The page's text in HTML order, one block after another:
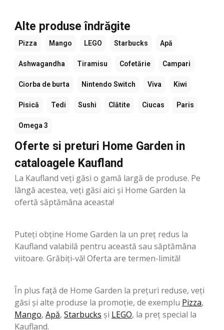
Alte produse îndrăgite
Pizza Mango LEGO Starbucks Apă
Ashwagandha Tiramisu Cofetărie Campari
Ciorba de burta Nintendo Switch Viva Kiwi
Pisică Tedi Sushi Clătite Ciucas Paris
Omega 3
Oferte si preturi Home Garden in
cataloagele Kaufland
La Kaufland veți găsi o gamă largă de produse. Pe
lângă acestea, veți găsi aici și Home Garden la
ofertă săptămâna aceasta!
Puteți obține Home Garden la un preț redus la
Kaufland valabilă pentru această sau săptămâna
viitoare. Grăbiți-vă! Oferta are termen-limită!
În plus față de Home Garden la prețuri reduse, veți
găsi și alte produse la promoție, de exemplu Pizza,
Mango, Apă, Starbucks şi LEGO, la preț special la
Kaufland.